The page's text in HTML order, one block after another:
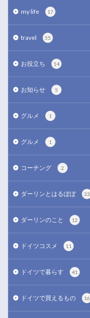
my life 17
travel 55
お役立ち 14
お知らせ 5
グルメ 1
グルメ 1
コーチング 2
ダーリンとはるぼぼ 33
ダーリンのこと 12
ドイツコスメ 11
ドイツで暮らす 41
ドイツで買えるもの 16